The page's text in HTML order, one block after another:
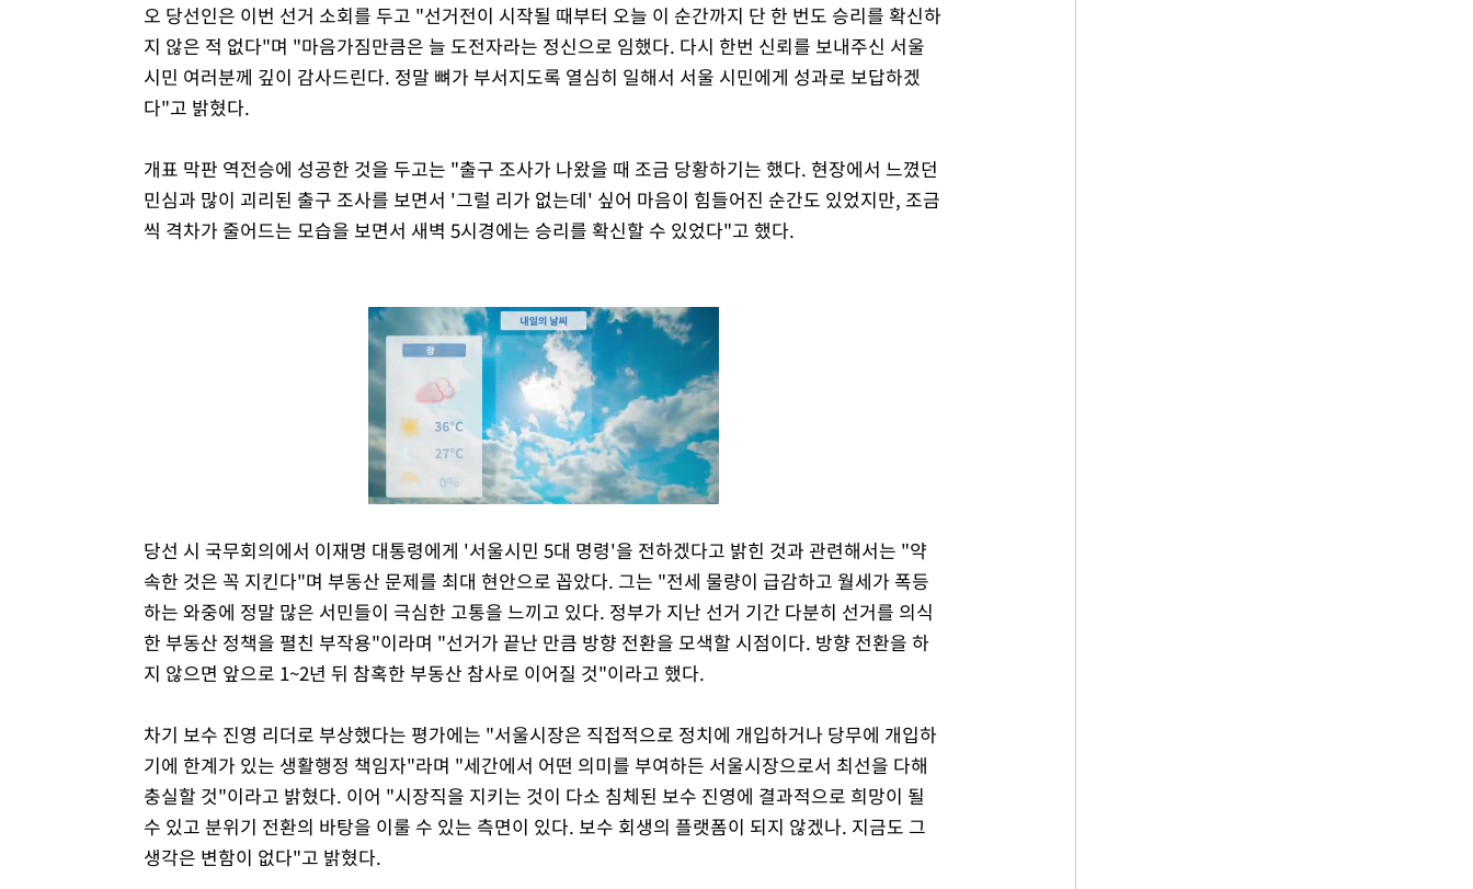
오 당선인은 이번 선거 소회를 두고 "선거전이 시작될 때부터 오늘 이 순간까지 단 한 번도 승리를 확신하
지 않은 적 없다"며 "마음가짐만큼은 늘 도전자라는 정신으로 임했다. 다시 한번 신뢰를 보내주신 서울
시민 여러분께 깊이 감사드린다. 정말 뼈가 부서지도록 열심히 일해서 서울 시민에게 성과로 보답하겠
다"고 밝혔다.
개표 막판 역전승에 성공한 것을 두고는 "출구 조사가 나왔을 때 조금 당황하기는 했다. 현장에서 느꼈던
민심과 많이 괴리된 출구 조사를 보면서 '그럴 리가 없는데' 싶어 마음이 힘들어진 순간도 있었지만, 조금
씩 격차가 줄어드는 모습을 보면서 새벽 5시경에는 승리를 확신할 수 있었다"고 했다.
Mute
당선 시 국무회의에서 이재명 대통령에게 '서울시민 5대 명령'을 전하겠다고 밝힌 것과 관련해서는 "약
속한 것은 꼭 지킨다"며 부동산 문제를 최대 현안으로 꼽았다. 그는 "전세 물량이 급감하고 월세가 폭등
하는 와중에 정말 많은 서민들이 극심한 고통을 느끼고 있다. 정부가 지난 선거 기간 다분히 선거를 의식
한 부동산 정책을 펼친 부작용"이라며 "선거가 끝난 만큼 방향 전환을 모색할 시점이다. 방향 전환을 하
지 않으면 앞으로 1~2년 뒤 참혹한 부동산 참사로 이어질 것"이라고 했다.
차기 보수 진영 리더로 부상했다는 평가에는 "서울시장은 직접적으로 정치에 개입하거나 당무에 개입하
기에 한계가 있는 생활행정 책임자"라며 "세간에서 어떤 의미를 부여하든 서울시장으로서 최선을 다해
충실할 것"이라고 밝혔다. 이어 "시장직을 지키는 것이 다소 침체된 보수 진영에 결과적으로 희망이 될
수 있고 분위기 전환의 바탕을 이룰 수 있는 측면이 있다. 보수 회생의 플랫폼이 되지 않겠나. 지금도 그
생각은 변함이 없다"고 밝혔다.